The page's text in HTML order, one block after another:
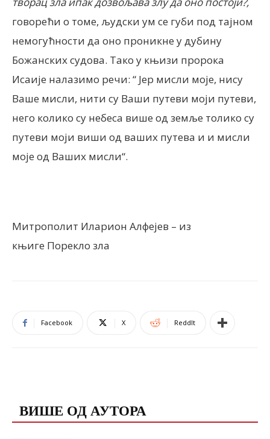
говорећи о томе, људски ум се губи под тајном
немогућности да оно проникне у дубину
Божанских судова. Тако у књизи пророка
Исаије налазимо речи: “ Јер мисли моје, нису
Ваше мисли, нити су Ваши путеви моји путеви,
него колико су небеса више од земље толико су
путеви моји виши од ваших путева и и мисли
моје од Ваших мисли“.
Митрополит Иларион Алфејев – из
књиге Порекло зла
Facebook X ReddIt
ВИШЕ ОД АУТОРА